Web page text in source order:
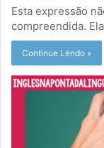
Esta expressão
compreendida.
Continue Lendo »